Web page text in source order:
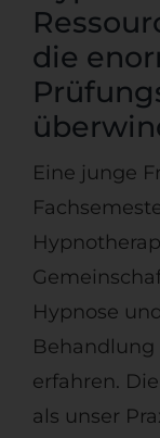
die
Eine junge
Hypnose
Behandlung
erfahren.
als unser